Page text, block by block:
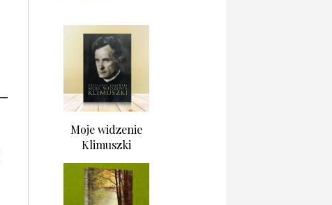
Moje widzenie
Klimuszki